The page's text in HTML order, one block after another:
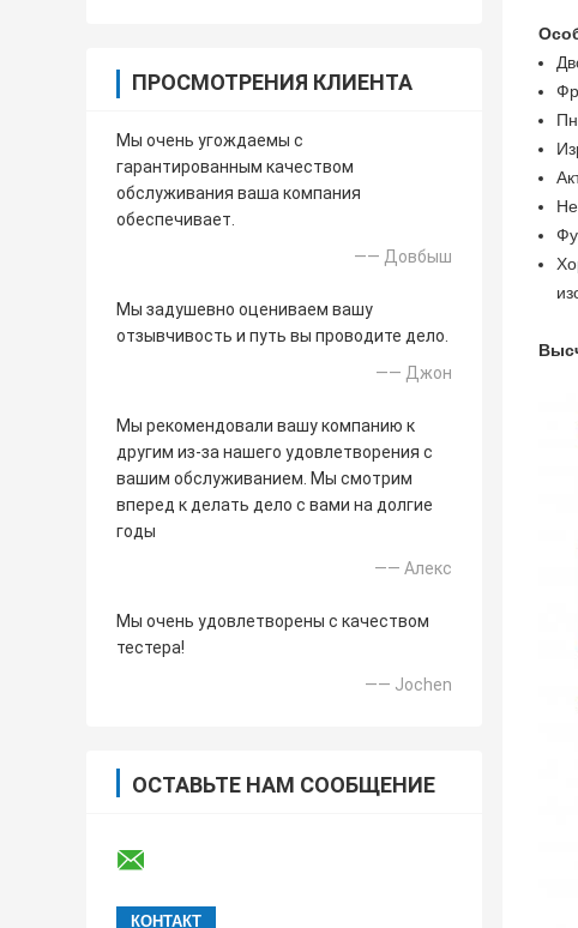
ПРОСМОТРЕНИЯ КЛИЕНТА
Мы очень угождаемы с
гарантированным качеством
обслуживания ваша компания
обеспечивает.
—— Довбыш
Мы задушевно оцениваем вашу
отзывчивость и путь вы проводите дело.
—— Джон
Мы рекомендовали вашу компанию к
другим из-за нашего удовлетворения с
вашим обслуживанием. Мы смотрим
вперед к делать дело с вами на долгие
годы
—— Алекс
Мы очень удовлетворены с качеством
тестера!
—— Jochen
ОСТАВЬТЕ НАМ СООБЩЕНИЕ